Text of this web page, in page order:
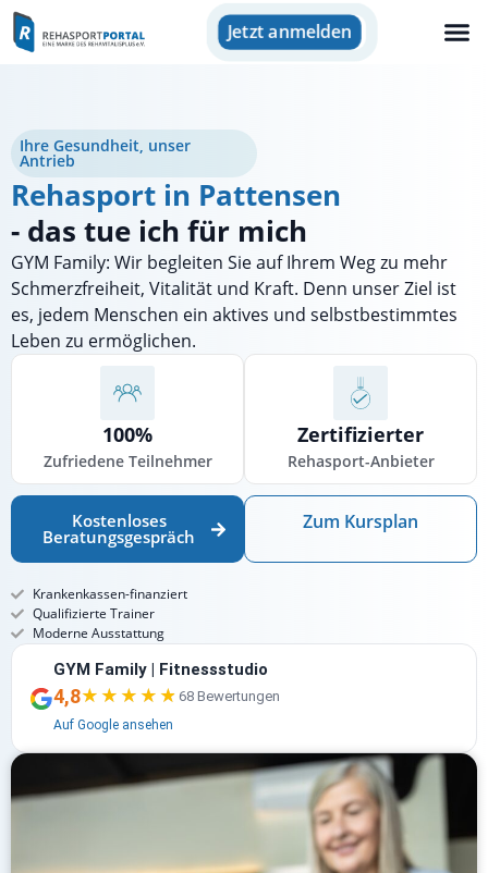
Jetzt anmelden
Ihre Gesundheit, unser
Antrieb
Rehasport in Pattensen
- das tue ich für mich
GYM Family: Wir begleiten Sie auf Ihrem Weg zu mehr
Schmerzfreiheit, Vitalität und Kraft. Denn unser Ziel ist
es, jedem Menschen ein aktives und selbstbestimmtes
Leben zu ermöglichen.
100%
Zufriedene Teilnehmer
Zertifizierter
Rehasport-Anbieter
Kostenloses
Beratungsgespräch
Zum Kursplan
Krankenkassen-finanziert
Qualifizierte Trainer
Moderne Ausstattung
GYM Family | Fitnessstudio
4,8★★★★★
★★★★★ 68 Bewertungen
Auf Google ansehen